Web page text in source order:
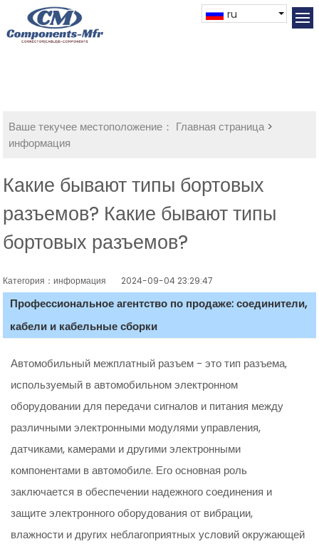
ru
Ваше текучее местоположение： Главная страница>
информация
Какие бывают типы бортовых
разъемов? Какие бывают типы
бортовых разъемов?
Категория：информация 2024-09-04 23:29:47
Профессиональное агентство по продаже: соединители,
кабели и кабельные сборки
Автомобильный межплатный разъем - это тип разъема,
используемый в автомобильном электронном
оборудовании для передачи сигналов и питания между
различными электронными модулями управления,
датчиками, камерами и другими электронными
компонентами в автомобиле. Его основная роль
заключается в обеспечении надежного соединения и
защите электронного оборудования от вибрации,
влажности и других неблагоприятных условий окружающей